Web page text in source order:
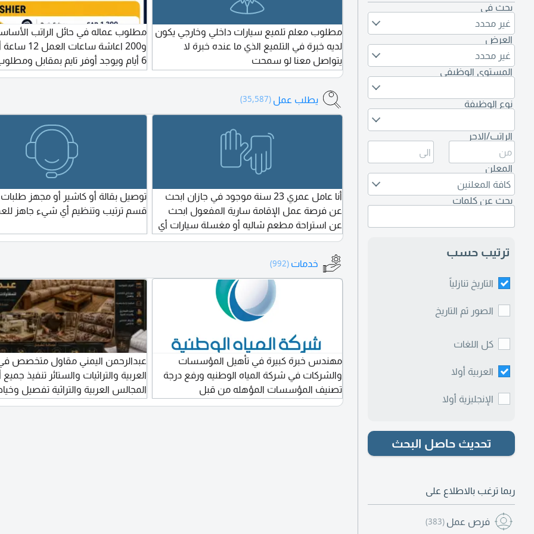
بحث في
غير محدد
العرض
غير محدد
المستوى الوظيفي
نوع الوظيفة
الراتب/الاجر
المعلن
كافة المعلنين
بحث عن كلمات
ترتيب حسب
التاريخ تنازلياً
الصور ثم التاريخ
كل اللغات
العربية أولا
الإنجليزية أولا
تحديث حاصل البحث
ربما ترغب بالاطلاع على
فرص عمل (383)
مطلوب معلم تلميع سيارات داخلي وخارجي يكون
لديه خبرة في التلميع الذي ما عنده خبرة لا
يتواصل معنا لو سمحت
و200 اعاشة
6 أيام ويوجد أوفر تايم بمقابل
يطلب عمل (35,587)
أنا عامل عمري 23 سنة موجود في جازان ابحث
عن فرصة عمل الإقامة سارية المفعول ابحث
عن استراحة مطعم شاليه أو مغسلة سيارات أي
شغل موجود في جازان متعطل وانسان نشيط
وكف وحق عمل. اتمنى التواصل
توصيل بقالة أو كاشير أو مجهز
قسم ترتيب وتنظيم أي شيء جاهز
خدمات (992)
مهندس خبرة كبيرة في تأهيل المؤسسات
والشركات في شركة المياه الوطنيه ورفع درجة
تصنيف المؤسسات المؤهله من قبل
عبدالرحمن اليمني مقاول متخصص
العربية والتراثيات والستائر تنفيذ
المجالس العربية والتراثية تفصيل
وتلبيس المجالس والكنب تصميم